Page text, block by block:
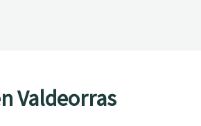
Valdeorras